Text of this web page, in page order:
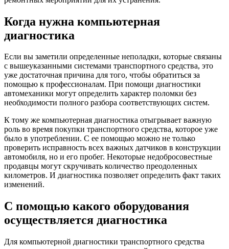
Когда нужна компьютерная
диагностика
Если вы заметили определенные неполадки, которые связаны
с вышеуказанными системами транспортного средства, это
уже достаточная причина для того, чтобы обратиться за
помощью к профессионалам. При помощи диагностики
автомеханики могут определить характер поломки без
необходимости полного разбора соответствующих систем.
К тому же компьютерная диагностика отыгрывает важную
роль во время покупки транспортного средства, которое уже
было в употреблении. С ее помощью можно не только
проверить исправность всех важных датчиков в конструкции
автомобиля, но и его пробег. Некоторые недобросовестные
продавцы могут скручивать количество преодоленных
километров. И диагностика позволяет определить факт таких
изменений.
С помощью какого оборудования
осуществляется диагностика
Для компьютерной диагностики транспортного средства